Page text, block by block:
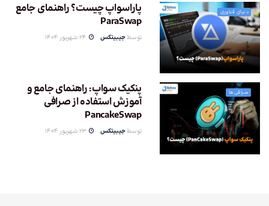
دنیای فناوری
پاراسواپ چیست؟ راهنمای جامع
ParaSwap
توسط جیبیتکس
صرافی‌ها
پنکیک سواپ: راهنمای جامع و
آموزش استفاده از صرافی
PancakeSwap
توسط جیبیتکس